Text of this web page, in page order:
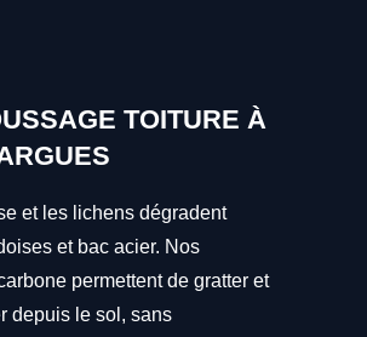
TOITURE À
et les lichens dégradent
et bac acier. Nos
permettent de gratter et
depuis le sol, sans